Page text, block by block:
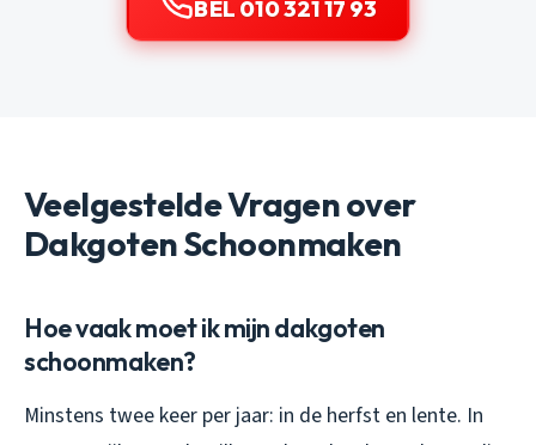
BEL 010 321 17 93
Veelgestelde Vragen over
Dakgoten Schoonmaken
Hoe vaak moet ik mijn dakgoten
schoonmaken?
Minstens twee keer per jaar: in de herfst en lente. In